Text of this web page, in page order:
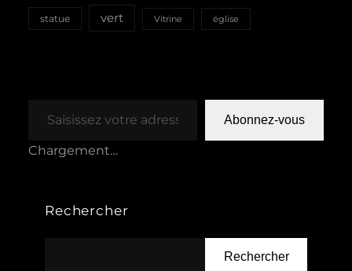
statue vert Vitrine église
Abonnez-vous
Chargement…
Rechercher
Rechercher